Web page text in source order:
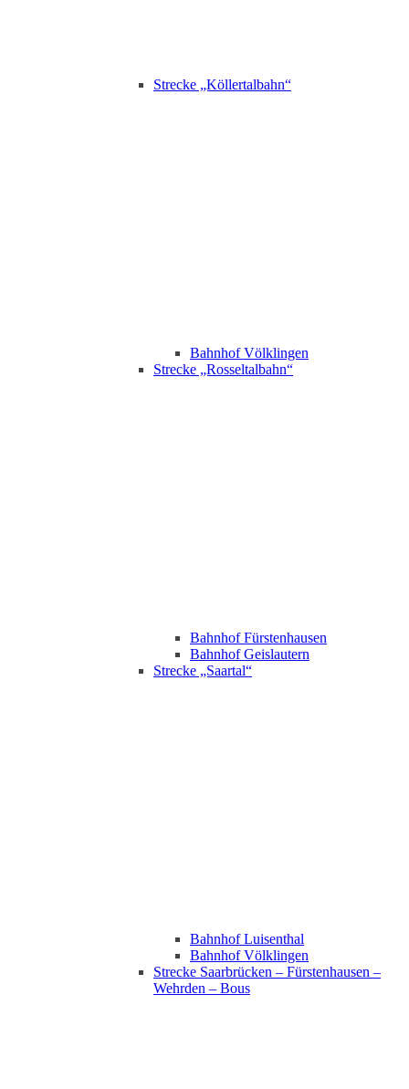
Strecke „Köllertalbahn“
Bahnhof Völklingen
Strecke „Rosseltalbahn“
Bahnhof Fürstenhausen
Bahnhof Geislautern
Strecke „Saartal“
Bahnhof Luisenthal
Bahnhof Völklingen
Strecke Saarbrücken – Fürstenhausen –
Wehrden – Bous